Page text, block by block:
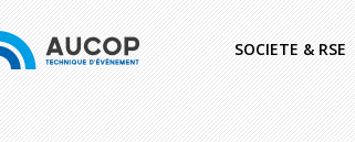
SOCIETE & RSE